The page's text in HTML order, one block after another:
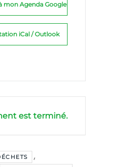
mon Agenda Google
iCal / Outlook
est terminé.
,